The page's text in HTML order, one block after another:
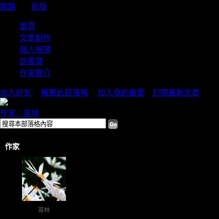
陌路 新版
首頁
文章創作
個人相簿
訪客簿
作家簡介
加入好友 推薦此部落格 加入我的最愛 訂閱最新文章
作家：苗林
作家
苗林